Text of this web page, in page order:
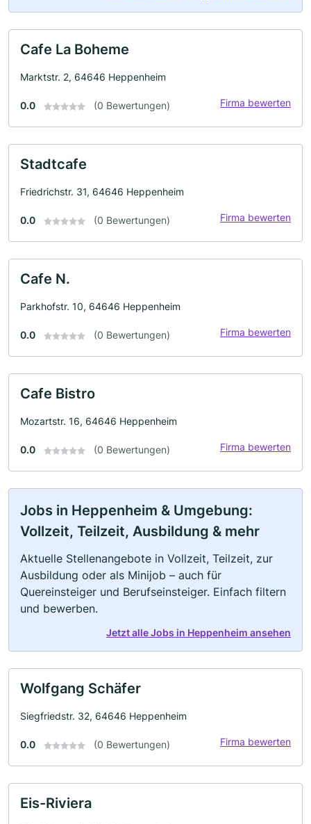
Cafe La Boheme
Marktstr. 2, 64646 Heppenheim
0.0 (0 Bewertungen) Firma bewerten
Stadtcafe
Friedrichstr. 31, 64646 Heppenheim
0.0 (0 Bewertungen) Firma bewerten
Cafe N.
Parkhofstr. 10, 64646 Heppenheim
0.0 (0 Bewertungen) Firma bewerten
Cafe Bistro
Mozartstr. 16, 64646 Heppenheim
0.0 (0 Bewertungen) Firma bewerten
Jobs in Heppenheim & Umgebung:
Vollzeit, Teilzeit, Ausbildung & mehr
Aktuelle Stellenangebote in Vollzeit, Teilzeit, zur
Ausbildung oder als Minijob – auch für
Quereinsteiger und Berufseinsteiger. Einfach filtern
und bewerben.
Jetzt alle Jobs in Heppenheim ansehen
Wolfgang Schäfer
Siegfriedstr. 32, 64646 Heppenheim
0.0 (0 Bewertungen) Firma bewerten
Eis-Riviera